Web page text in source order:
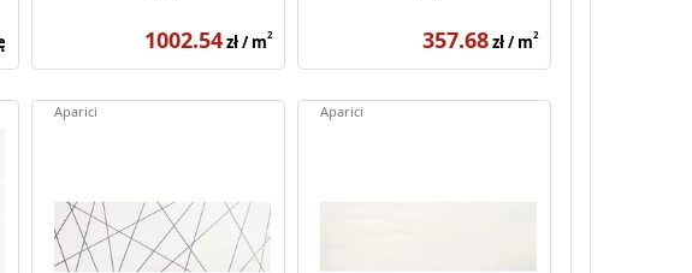
1002.54zł / m2 357.68zł / m2
Aparici Aparici